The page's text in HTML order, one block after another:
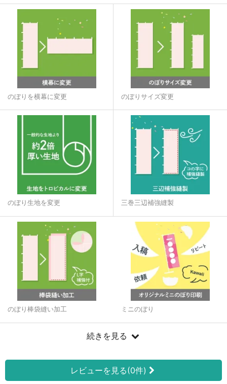
のぼりを横幕に変更 のぼりサイズ変更
のぼり生地を変更 三巻三辺補強縫製
のぼり棒袋縫い加工 ミニのぼり
続きを見る
レビューを見る(0件)